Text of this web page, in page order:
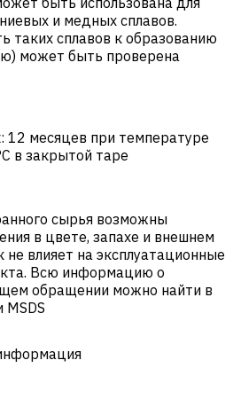
и медных сплавов.
таких сплавов к образованию
может быть проверена
12 месяцев при температуре
в закрытой таре
сырья возможны
в цвете, запахе и внешнем
влияет на эксплуатационные
Всю информацию о
обращении можно найти в
MSDS